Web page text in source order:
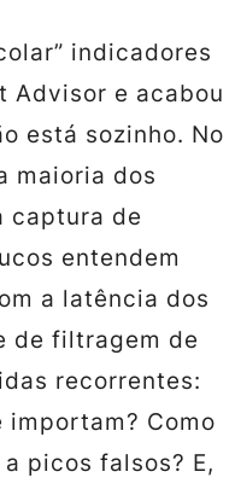
indicadores
Advisor e acabou
está sozinho. No
maioria dos
captura de
entendem
a latência dos
de filtragem de
recorrentes:
Como
picos falsos? E,